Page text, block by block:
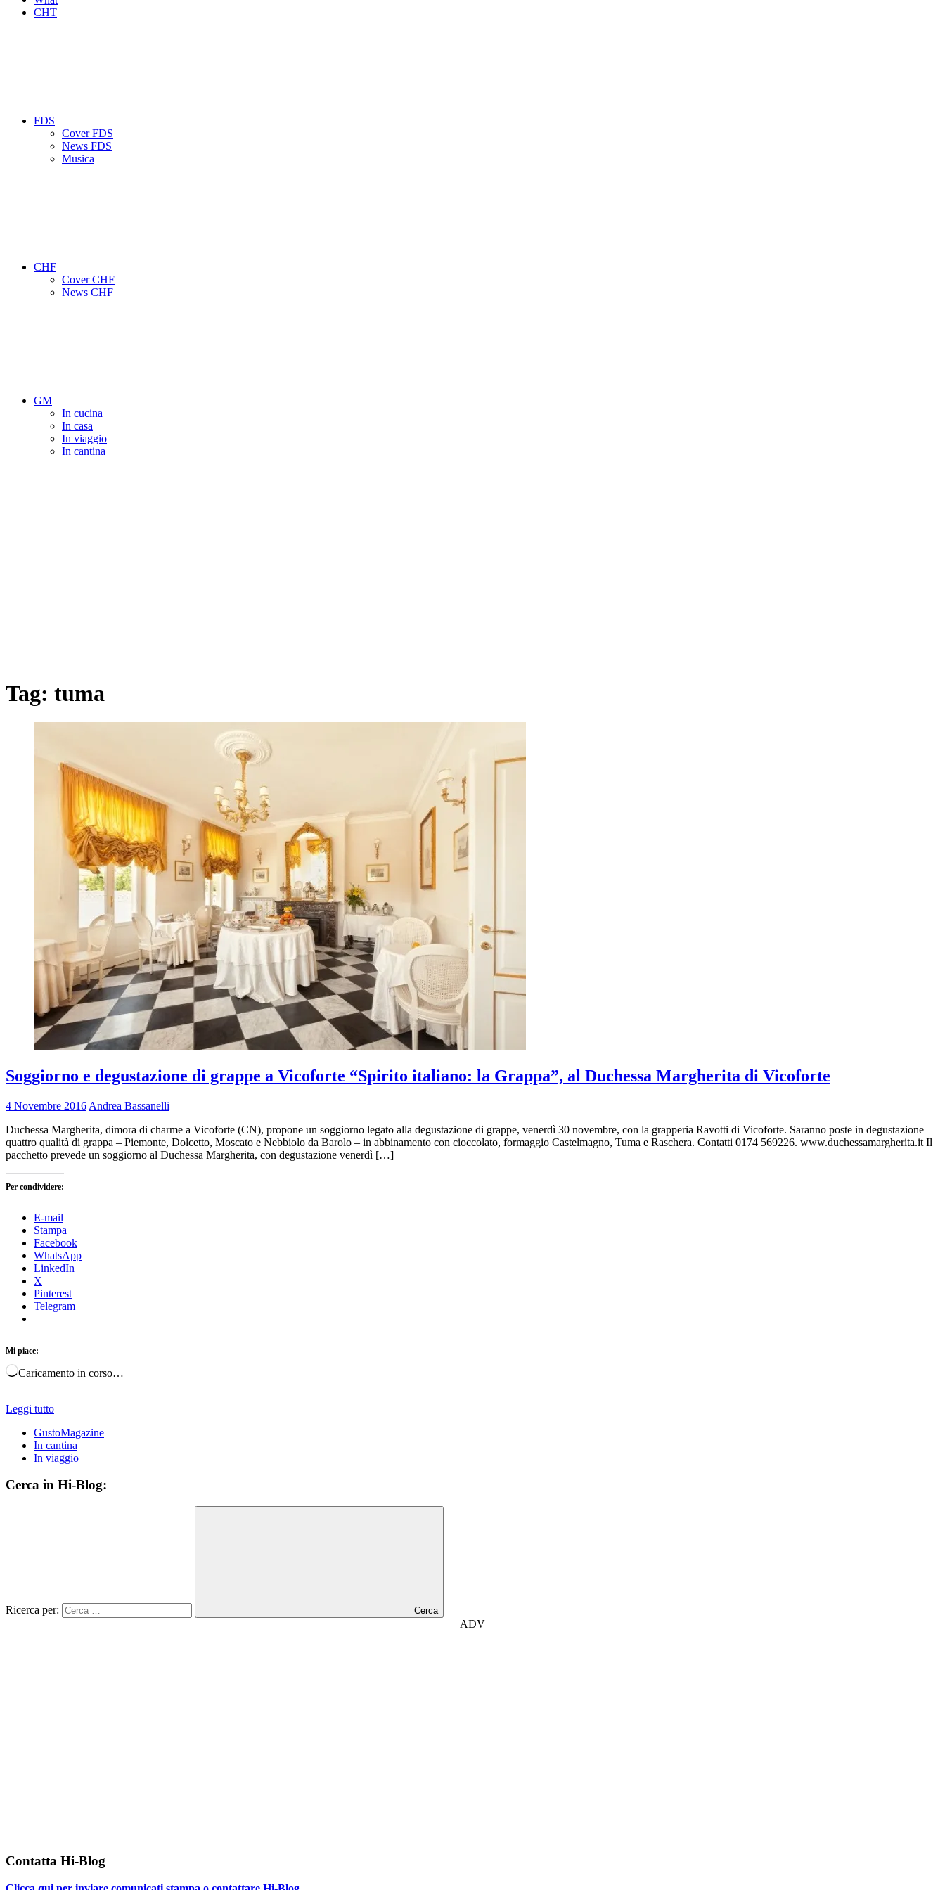
CHT
FDS
Cover FDS
News FDS
Musica
CHF
Cover CHF
News CHF
GM
In cucina
In casa
In viaggio
In cantina
Tag: tuma
Soggiorno e degustazione di grappe a Vicoforte “Spirito italiano: la Grappa”, al Duchessa Margherita di Vicoforte
4 Novembre 2016 Andrea Bassanelli
Duchessa Margherita, dimora di charme a Vicoforte (CN), propone un soggiorno legato alla degustazione di grappe, venerdì 30 novembre, con la grapperia Ravotti di Vicoforte. Saranno poste in degustazione
quattro qualità di grappa – Piemonte, Dolcetto, Moscato e Nebbiolo da Barolo – in abbinamento con cioccolato, formaggio Castelmagno, Tuma e Raschera. Contatti 0174 569226. www.duchessamargherita.it Il
pacchetto prevede un soggiorno al Duchessa Margherita, con degustazione venerdì […]
Per condividere:
E-mail
Stampa
Facebook
WhatsApp
LinkedIn
X
Pinterest
Telegram
Mi piace:
Caricamento in corso…
Leggi tutto
GustoMagazine
In cantina
In viaggio
Cerca in Hi-Blog:
Ricerca per: Cerca
ADV
Contatta Hi-Blog